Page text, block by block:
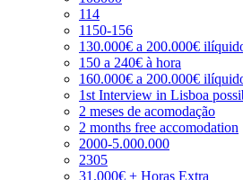
114
1150-156
130.000€ a 200.000€
150 a 240€ à hora
160.000€ a 200.000€
1st Interview in Lisboa
2 meses de acomodação
2 months free accomodation
2000-5.000.000
2305
31.000€ + Horas Extra